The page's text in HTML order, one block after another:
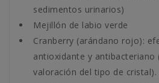
sedimentos urinarios)
Mejillón de labio verde
Cranberry (arándano rojo):
antioxidante y antibacteriano
valoración del tipo de cristal).